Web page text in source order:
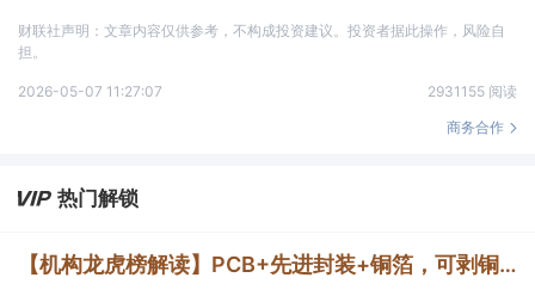
财联社声明：文章内容仅供参考，不构成投资建议。投资者据此操作，风险自
担。
2026-05-07 11:27:07
2931155 阅读
商务合作
热门解锁
【机构龙虎榜解读】PCB+先进封装+铜箔，可剥铜产品通过了部分覆铜板厂商、载板厂商及相关芯片终端的认证，持续获得小批量订单，主要应用场景包括芯片封装光模块用PCB，机构大额净买入这家公司